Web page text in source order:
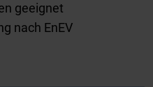
geeignet
nach EnEV